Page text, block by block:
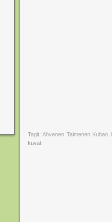
Tagit: Ahvenen Taimenen
kuvat